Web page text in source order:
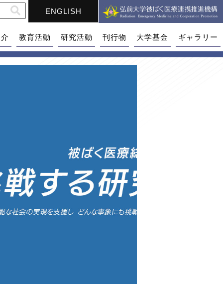
ENGLISH
教育活動 研究活動 刊行物 大学基金 ギャラリー